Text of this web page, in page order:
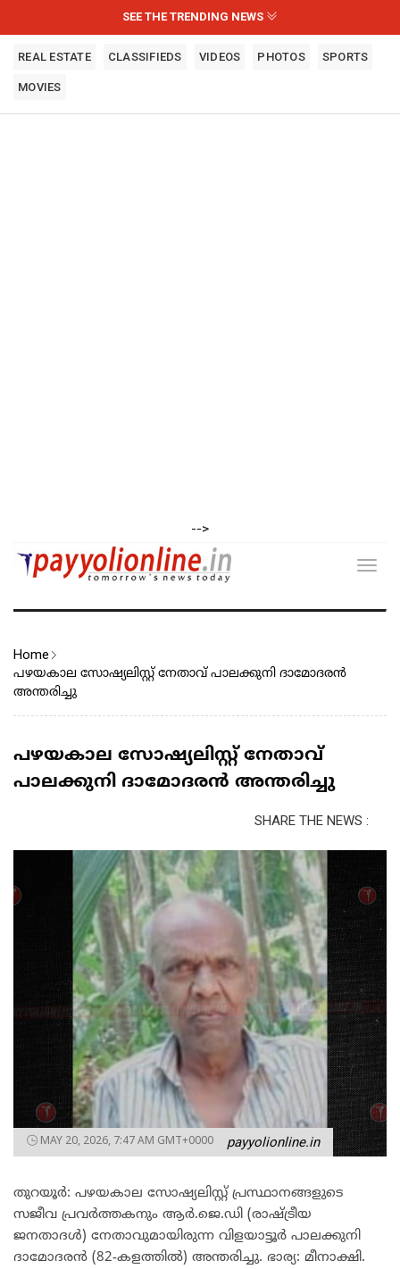
SEE THE TRENDING NEWS
REAL ESTATE CLASSIFIEDS VIDEOS PHOTOS SPORTS
MOVIES
-->
Home
പഴയകാല സോഷ്യലിസ്റ്റ് നേതാവ് പാലക്കുനി ദാമോദരൻ
അന്തരിച്ചു
പഴയകാല സോഷ്യലിസ്റ്റ് നേതാവ്
പാലക്കുനി ദാമോദരൻ അന്തരിച്ചു
SHARE THE NEWS :
MAY 20, 2026, 7:47 AM GMT+0000 payyolionline.in
തുറയൂർ: പഴയകാല സോഷ്യലിസ്റ്റ് പ്രസ്ഥാനങ്ങളുടെ
സജീവ പ്രവർത്തകനും ആർ.ജെ.ഡി (രാഷ്ട്രീയ
ജനതാദൾ) നേതാവുമായിരുന്ന വിളയാട്ടൂർ പാലക്കുനി
ദാമോദരൻ (82-കളത്തിൽ) അന്തരിച്ചു. ഭാര്യ: മീനാക്ഷി.